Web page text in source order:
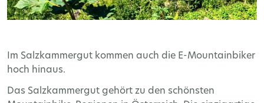
Im Salzkammergut kommen auch die E-Mountainbiker
hoch hinaus.
Das Salzkammergut gehört zu den schönsten